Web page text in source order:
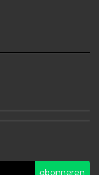
abonneren